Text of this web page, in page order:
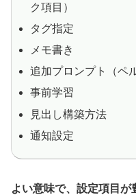
ク項目）
タグ指定
メモ書き
追加プロンプト（ペ
事前学習
見出し構築方法
通知設定
よい意味で、設定項目が